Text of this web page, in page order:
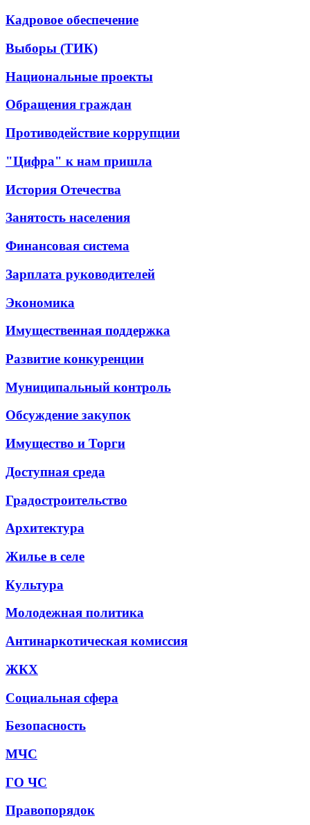
Кадровое обеспечение
Выборы (ТИК)
Национальные проекты
Обращения граждан
Противодействие коррупции
"Цифра" к нам пришла
История Отечества
Занятость населения
Финансовая система
Зарплата руководителей
Экономика
Имущественная поддержка
Развитие конкуренции
Муниципальный контроль
Обсуждение закупок
Имущество и Торги
Доступная среда
Градостроительство
Архитектура
Жилье в селе
Культура
Молодежная политика
Антинаркотическая комиссия
ЖКХ
Социальная сфера
Безопасность
МЧС
ГО ЧС
Правопорядок